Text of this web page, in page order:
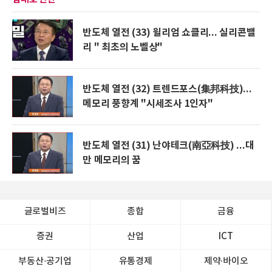
반도체 열전 (33) 윌리엄 쇼클리... 실리콘밸
리 " 최초의 노벨상"
반도체 열전 (32) 트렌드포스(集邦科技)...
메모리 풍향계 "시세조사 1인자"
반도체 열전 (31) 난야테크(南亞科技) ...대
만 메모리의 꿈
글로벌비즈 종합 금융
증권 산업 ICT
부동산·공기업 유통경제 제약∙바이오